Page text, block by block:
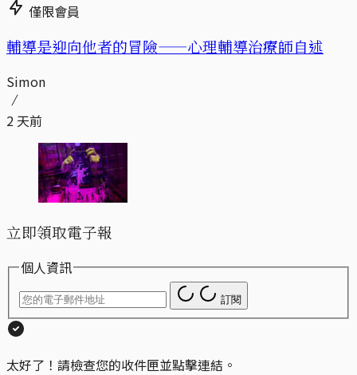
僅限會員
輔導是迎向他者的冒險——心理輔導治療師自述
Simon
2 天前
立即領取電子報
個人資訊
訂閱
太好了！請檢查您的收件匣並點擊連結。